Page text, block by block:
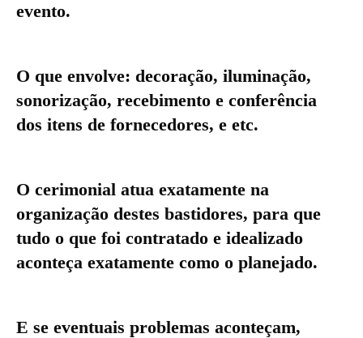
evento.
O que envolve: decoração, iluminação,
sonorização, recebimento e conferência
dos itens de fornecedores, e etc.
O cerimonial atua exatamente na
organização destes bastidores, para que
tudo o que foi contratado e idealizado
aconteça exatamente como o planejado.
E se eventuais problemas aconteçam,